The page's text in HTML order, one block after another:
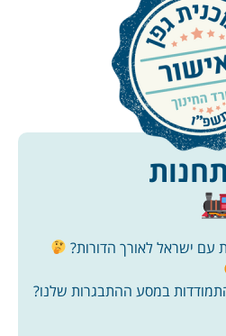
ישראל לאורך הדורות?
במסע ההתבגרות שלנו?